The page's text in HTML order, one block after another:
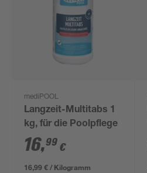
mediPOOL
Langzeit-Multitabs 1
kg, für die Poolpflege
16,99 €
16,99 € / Kilogramm